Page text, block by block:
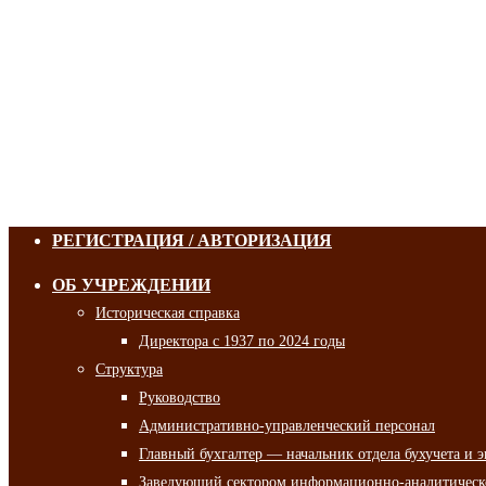
РЕГИСТРАЦИЯ / АВТОРИЗАЦИЯ
ОБ УЧРЕЖДЕНИИ
Историческая справка
Директора с 1937 по 2024 годы
Структура
Руководство
Административно-управленческий персонал
Главный бухгалтер — начальник отдела бухучета и
Заведующий сектором информационно-